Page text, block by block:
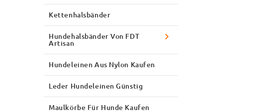
Kettenhalsbänder
Hundehalsbänder Von FDT
Artisan
Hundeleinen Aus Nylon Kaufen
Leder Hundeleinen Günstig
Maulkörbe Für Hunde Kaufen